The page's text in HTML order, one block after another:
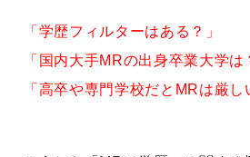
「学歴フィルターはある？」
「国内大手MRの出身卒業大学は
「高卒や専門学校だとMRは厳し